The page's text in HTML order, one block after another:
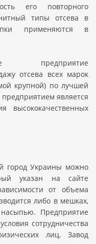
его повторного
типы отсева в
применяются в
предприятие
отсева всех марок
крупной) по лучшей
является
высококачественных
город Украины можно
указан на сайте
от объема
либо в мешках,
Предприятие
сотрудничества
лиц. Завод